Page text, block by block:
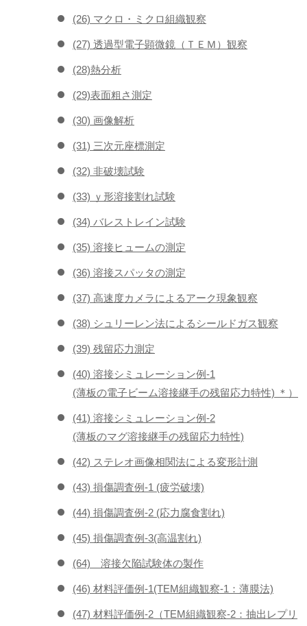
(26) マクロ・ミクロ組織観察
(27) 透過型電子顕微鏡（ＴＥＭ）観察
(28)熱分析
(29)表面粗さ測定
(30) 画像解析
(31) 三次元座標測定
(32) 非破壊試験
(33) ｙ形溶接割れ試験
(34) バレストレイン試験
(35) 溶接ヒュームの測定
(36) 溶接スパッタの測定
(37) 高速度カメラによるアーク現象観察
(38) シュリーレン法によるシールドガス観察
(39) 残留応力測定
(40) 溶接シミュレーション例-1
(薄板の電子ビーム溶接継手の残留応力特性) ＊）
(41) 溶接シミュレーション例-2
(薄板のマグ溶接継手の残留応力特性)
(42) ステレオ画像相関法による変形計測
(43) 損傷調査例-1 (疲労破壊)
(44) 損傷調査例-2 (応力腐食割れ)
(45) 損傷調査例-3(高温割れ)
(64) 溶接欠陥試験体の製作
(46) 材料評価例-1(TEM組織観察-1：薄膜法)
(47) 材料評価例-2（TEM組織観察-2：抽出レプリ